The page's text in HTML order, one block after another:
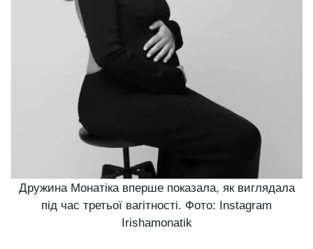
Дружина Монатіка вперше показала, як виглядала
під час третьої вагітності. Фото: Instagram
Irishamonatik